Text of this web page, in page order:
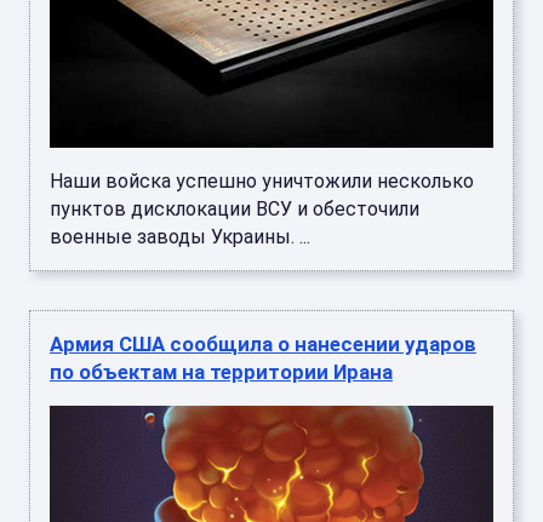
Наши войска успешно уничтожили несколько
пунктов дисклокации ВСУ и обесточили
военные заводы Украины. ...
Армия США сообщила о нанесении ударов
по объектам на территории Ирана